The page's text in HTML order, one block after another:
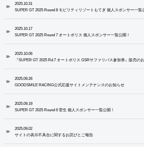
2025.10.31
SUPER GT 2025 Round 8 モビリティリゾートもてぎ 個人スポンサー一覧
2025.10.17
SUPER GT 2025 Round 7 オートポリス 個人スポンサー一覧公開！
2025.10.06
『SUPER GT 2025 Rd.7 オートポリス GSRサファリバス参加券』販売の
2025.09.26
GOODSMILE RACING公式応援サイトメンテナンスのお知らせ
2025.09.19
SUPER GT 2025 Round 6 菅生 個人スポンサー一覧公開！
2025.09.02
サイトの表示不具合に関するお詫びとご報告